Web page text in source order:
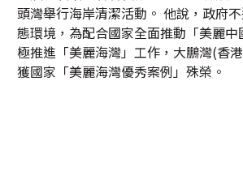
頭灣舉行海岸清潔活動。 他說，政府
態環境，為配合國家全面推動「美麗
極推進「美麗海灣」工作，大鵬灣(香
獲國家「美麗海灣優秀案例」殊榮。